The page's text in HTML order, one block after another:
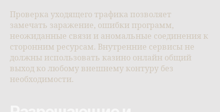
Проверка уходящего трафика позволяет
замечать заражение, ошибки программ,
неожиданные связи и аномальные соединения к
сторонним ресурсам. Внутренние сервисы не
должны использовать казино онлайн общий
выход ко любому внешнему контуру без
необходимости.